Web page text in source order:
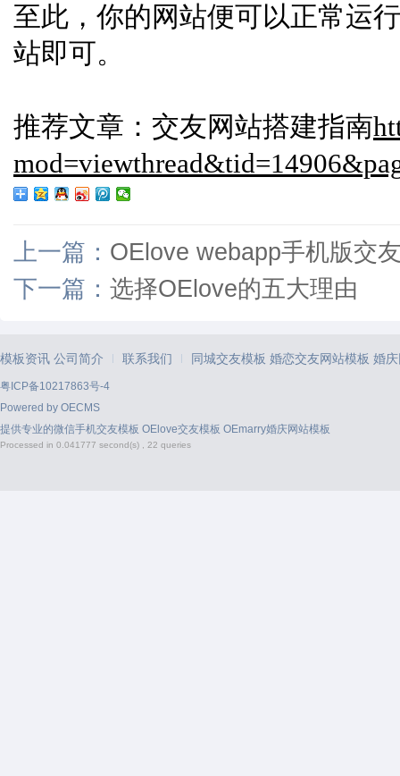
至此，你的网站便可以正常运
站即可。
推荐文章：交友网站搭建指南
上一篇： OElove webapp手机版交
下一篇： 选择OElove的五大理由
模板资讯 公司简介 | 联系我们 | 同城交友模板 婚恋交友网站模板 婚
粤ICP备10217863号-4
Powered by OECMS
提供专业的微信手机交友模板 OElove交友模板 OEmarry婚庆网站模板
Processed in 0.041777 second(s) , 22 queries